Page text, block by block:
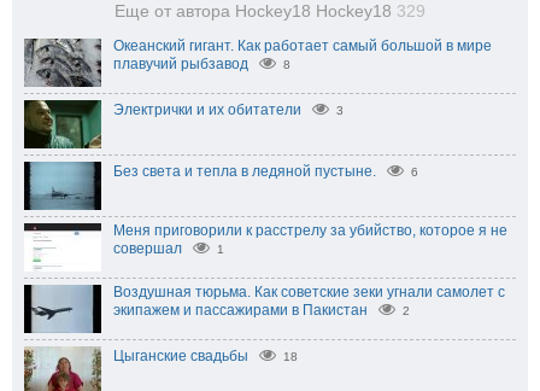
Еще от автора Hockey18 Hockey18 329
Океанский гигант. Как работает самый большой в мире
плавучий рыбзавод
8
Электрички и их обитатели 3
Без света и тепла в ледяной пустыне. 6
Меня приговорили к расстрелу за убийство, которое я не
совершал
1
Воздушная тюрьма. Как советские зеки угнали самолет с
экипажем и пассажирами в Пакистан
2
Цыганские свадьбы 18